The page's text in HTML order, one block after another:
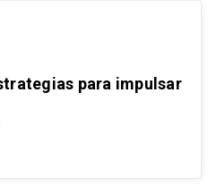
para impulsar